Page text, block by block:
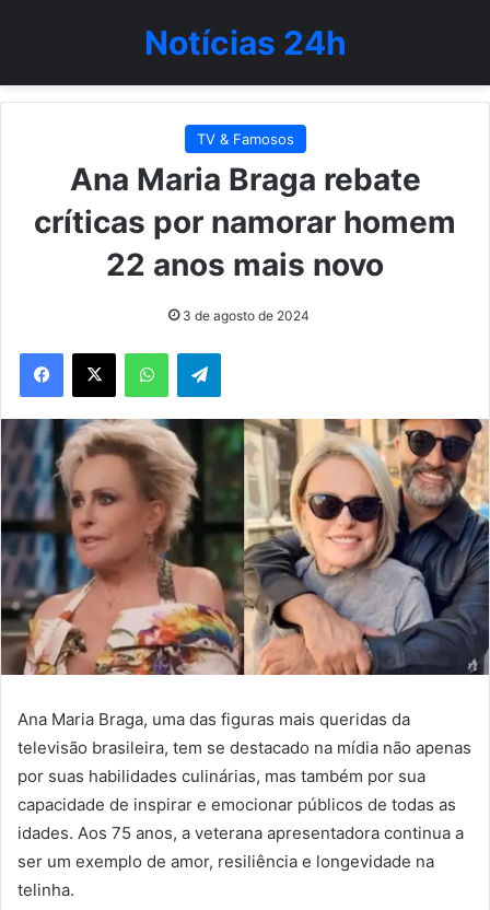
Notícias 24h
TV & Famosos
Ana Maria Braga rebate
críticas por namorar homem
22 anos mais novo
3 de agosto de 2024
WhatsAppTelegram
Ana Maria Braga, uma das figuras mais queridas da
televisão brasileira, tem se destacado na mídia não apenas
por suas habilidades culinárias, mas também por sua
capacidade de inspirar e emocionar públicos de todas as
idades. Aos 75 anos, a veterana apresentadora continua a
ser um exemplo de amor, resiliência e longevidade na
telinha.